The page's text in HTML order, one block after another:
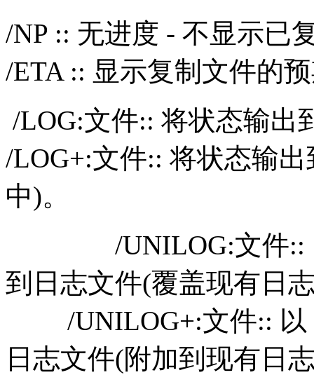
/NP :: 无进度 - 不显示已
/ETA :: 显示复制文件的
/LOG:文件:: 将状态输出
/LOG+:文件:: 将状态输
中)。
/UNILOG:文件:: 以
到日志文件(覆盖现有日
/UNILOG+:文件:: 以
日志文件(附加到现有日